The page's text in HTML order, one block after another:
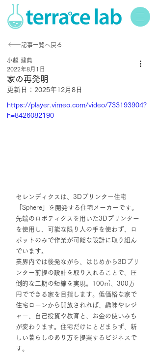
記事一覧へ戻る
家の再発明
小越 建典
2022年8月1日
更新日： 2025年12月8日
https://player.vimeo.com/video/733193904?
h=8426082190
セレンディクスは、3Dプリンター住宅
「Sphere」を開発する住宅メーカーです。
先端のロボティクスを用いた3Dプリンター
を使用し、可能な限り人の手を使わず、ロ
ボットのみで作業が可能な設計に取り組ん
でいます。
業界内では後発ながら、はじめから3Dプリ
ンター前提の設計を取り入れることで、圧
倒的な工期の短縮を実現。100㎡、300万
円でできる家を目指します。低価格な家で
住宅ローンから開放されれば、趣味やレジ
ャー、自己投資や教育と、お金の使いみち
が変わります。住宅だけにとどまらず、新
しい暮らしのあり方を提案するビジネスで
す。